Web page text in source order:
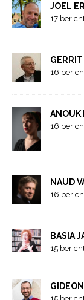
JOEL
17
16
ANOUK
16
NAUD
16
BASIA
15